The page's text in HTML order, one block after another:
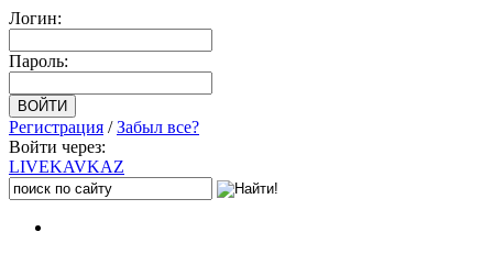
Логин:
Пароль:
Регистрация /Забыл все?
Войти через:
LIVEKAVKAZ